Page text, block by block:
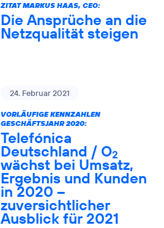
ZITAT MARKUS HAAS, CEO:
Die Ansprüche an die
Netzqualität steigen
24. Februar 2021
VORLÄUFIGE KENNZAHLEN
GESCHÄFTSJAHR 2020:
Telefónica
Deutschland / O2
wächst bei Umsatz,
Ergebnis und Kunden
in 2020 –
zuversichtlicher
Ausblick für 2021